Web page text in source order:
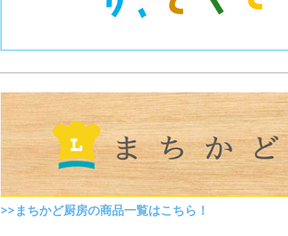
>>まちかど厨房の商品一覧はこちら！